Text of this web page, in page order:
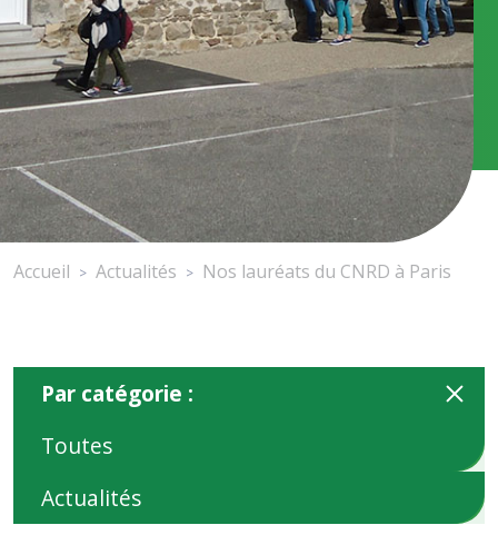
Accueil > Actualités > Nos lauréats du CNRD à Paris
Par catégorie :
Toutes
Actualités